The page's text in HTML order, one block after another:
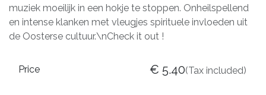
muziek moeilijk in een hokje te stoppen. Onheilspellend
en intense klanken met vleugjes spirituele invloeden uit
de Oosterse cultuur.\nCheck it out !
Price € 5.40(Tax included)